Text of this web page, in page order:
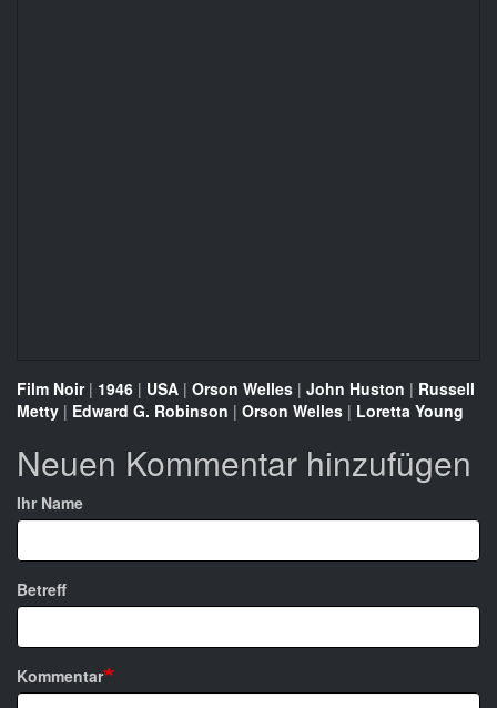
Film Noir| 1946 | USA | Orson Welles | John Huston | Russell
Metty | Edward G. Robinson | Orson Welles | Loretta Young
Neuen Kommentar hinzufügen
Ihr Name
Betreff
Kommentar